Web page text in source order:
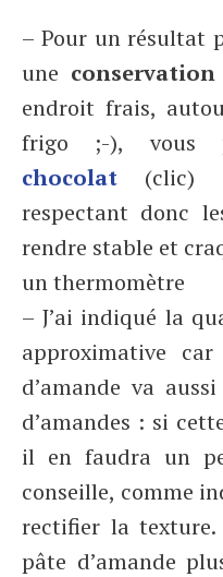
– Pour un résultat
une
endroit frais,
frigo ;-), vous
chocolat (clic)
respectant donc
rendre stable et
un thermomètre
– J’ai indiqué la
approximative
d’amande va
d’amandes : si
il en faudra un
conseille, comme
rectifier la
pâte d’amande